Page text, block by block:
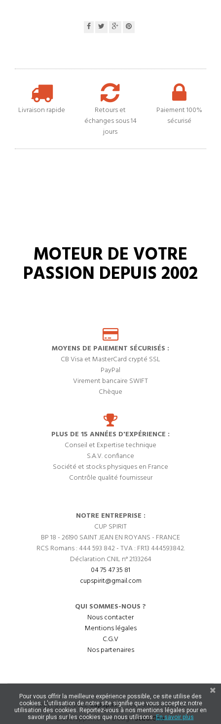
Livraison rapide
Retours et
échanges sous 14
jours
Paiement 100%
sécurisé
MOTEUR DE VOTRE
PASSION DEPUIS 2002
MOYENS DE PAIEMENT SÉCURISÉS :
CB Visa et MasterCard crypté SSL
PayPal
Virement bancaire SWIFT
Chèque
PLUS DE 15 ANNÉES D'EXPÉRIENCE :
Conseil et Expertise technique
S.A.V. confiance
Société et stocks physiques en France
Contrôle qualité fournisseur
NOTRE ENTREPRISE :
CUP SPIRIT
BP 18 - 26190 SAINT JEAN EN ROYANS - FRANCE
RCS Romans : 444 593 842 - TVA : FR13 444593842.
Déclaration CNIL n° 2133264
04 75 47 35 81
cupspirit@gmail.com
QUI SOMMES-NOUS ?
Nous contacter
Mentions légales
C.G.V
Nos partenaires
Copyright © 2022CupSpirit- Tous droits réservés.
Développement / DesignStudiOne
Pour vous offrir la meilleure expérience possible, ce site utilise des
cookies. L'utilisation de notre site signifie que vous acceptez notre
utilisation des cookies. Reportez-vous à nos mentions légales pour en
savoir plus sur les cookies que nous utilisons.En savoir plus